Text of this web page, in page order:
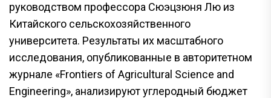
руководством профессора Сюэцзюня Лю из
Китайского сельскохозяйственного
университета. Результаты их масштабного
исследования, опубликованные в авторитетном
журнале «Frontiers of Agricultural Science and
Engineering», анализируют углеродный бюджет